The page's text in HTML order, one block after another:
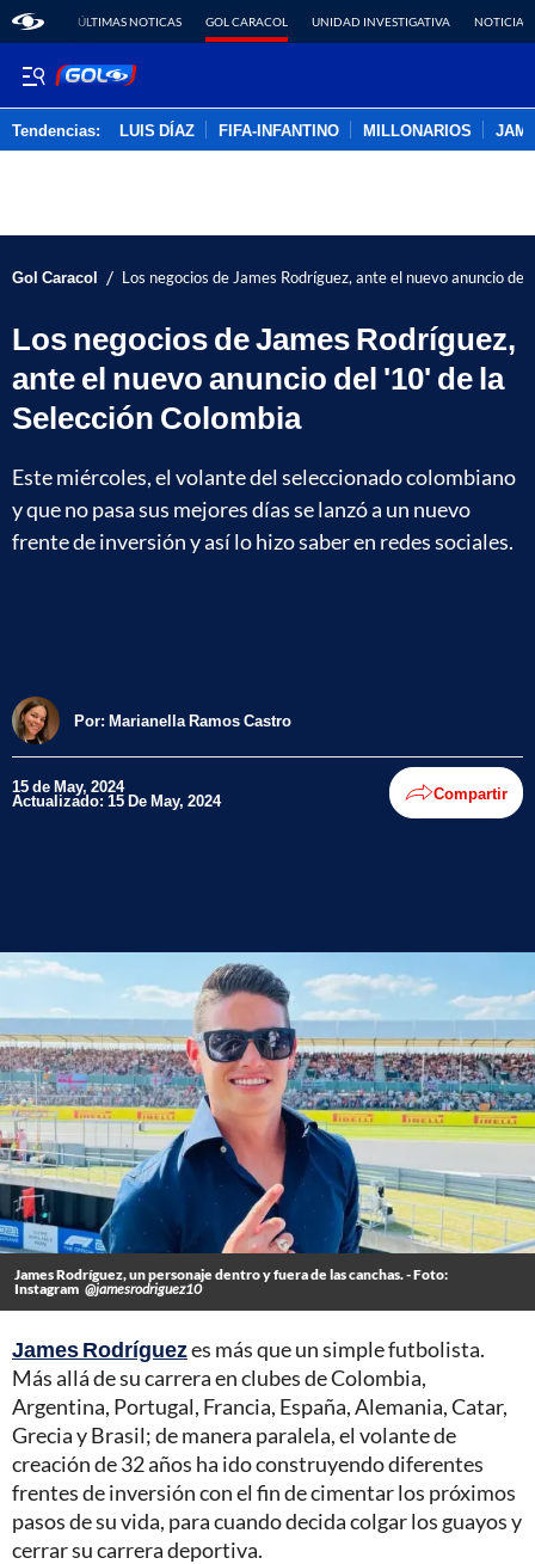
ÚLTIMAS NOTICAS GOL CARACOL UNIDAD INVESTIGATIVA NOTICIAS
Tendencias: LUIS DÍAZ FIFA-INFANTINO MILLONARIOS
Gol Caracol / Los negocios de James Rodríguez, ante el nuevo anuncio
Los negocios de James Rodríguez,
ante el nuevo anuncio del '10' de la
Selección Colombia
Este miércoles, el volante del seleccionado colombiano
y que no pasa sus mejores días se lanzó a un nuevo
frente de inversión y así lo hizo saber en redes sociales.
Por: Marianella Ramos Castro
15 de May, 2024
Actualizado: 15 De May, 2024 Compartir
James Rodríguez, un personaje dentro y fuera de las canchas. - Foto:
Instagram @jamesrodriguez10
James Rodríguezes más que un simple futbolista.
Más allá de su carrera en clubes de Colombia,
Argentina, Portugal, Francia, España, Alemania, Catar,
Grecia y Brasil; de manera paralela, el volante de
creación de 32 años ha ido construyendo diferentes
frentes de inversión con el fin de cimentar los próximos
pasos de su vida, para cuando decida colgar los guayos y
cerrar su carrera deportiva.